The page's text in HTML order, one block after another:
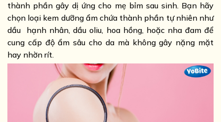
thành phần gây dị ứng cho mẹ bỉm sau sinh. Bạn hãy
chọn loại kem dưỡng ẩm chứa thành phần tự nhiên như
dầu hạnh nhân, dầu oliu, hoa hồng, hoặc nha đam để
cung cấp độ ẩm sâu cho da mà không gây nặng mặt
hay nhờn rít.